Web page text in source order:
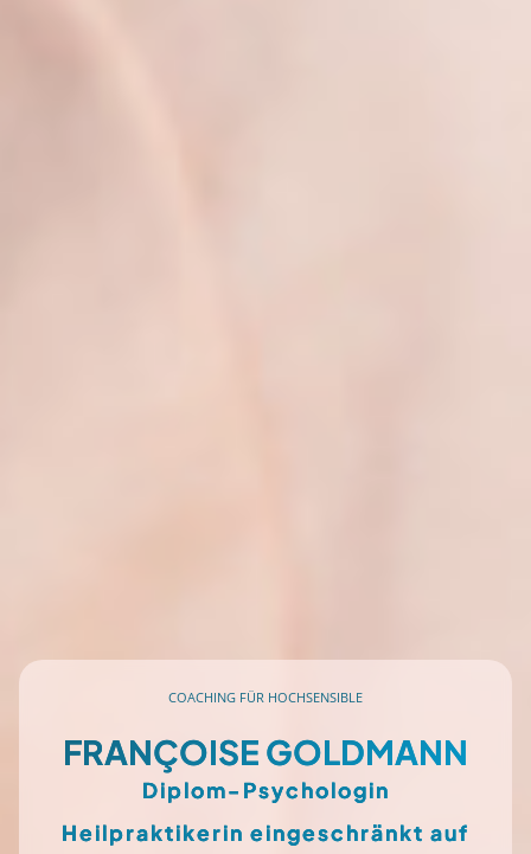
COACHING FÜR HOCHSENSIBLE
FRANÇOISE GOLDMANN
Diplom-Psychologin
Heilpraktikerin eingeschränkt auf